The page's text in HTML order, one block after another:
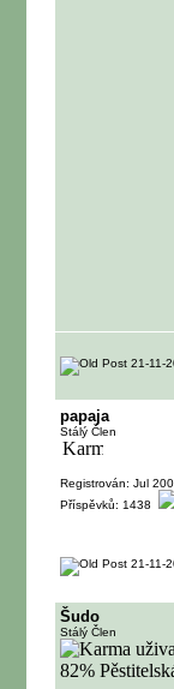
21-11-
papaja
Stálý Člen
Registrován: Jul
Příspěvků: 1438
21-11-
Šudo
Stálý Člen